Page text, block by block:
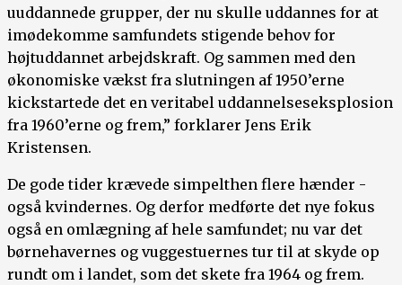
uuddannede grupper, der nu skulle uddannes for at
imødekomme samfundets stigende behov for
højtuddannet arbejdskraft. Og sammen med den
økonomiske vækst fra slutningen af 1950’erne
kickstartede det en veritabel uddannelseseksplosion
fra 1960’erne og frem,” forklarer Jens Erik
Kristensen.
De gode tider krævede simpelthen flere hænder -
også kvindernes. Og derfor medførte det nye fokus
også en omlægning af hele samfundet; nu var det
børnehavernes og vuggestuernes tur til at skyde op
rundt om i landet, som det skete fra 1964 og frem.